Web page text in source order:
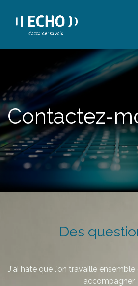
Contactez-
Des
J'ai hâte que l'on travaille ensemble
accompagner